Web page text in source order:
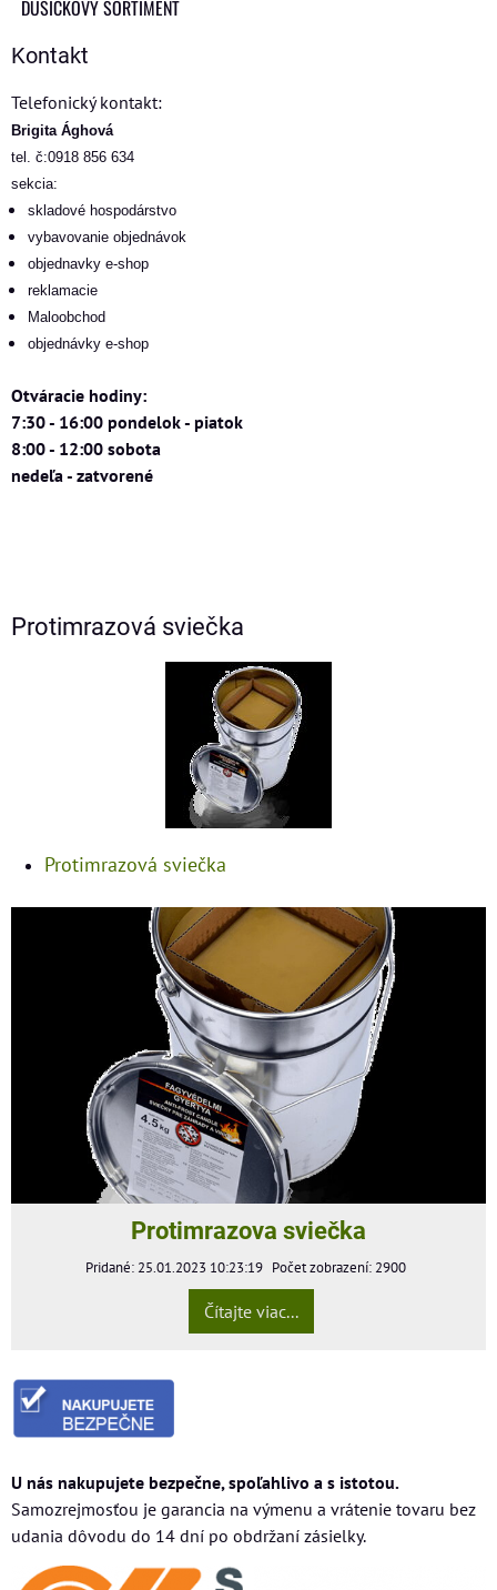
DUŠIČKOVÝ SORTIMENT
Kontakt
Telefonický kontakt:
Brigita Ághová
tel. č:0918 856 634
sekcia:
skladové hospodárstvo
vybavovanie objednávok
objednavky e-shop
reklamacie
Maloobchod
objednávky e-shop
Otváracie hodiny:
7:30 - 16:00 pondelok - piatok
8:00 - 12:00 sobota
nedeľa - zatvorené
Protimrazová sviečka
Protimrazová sviečka
Protimrazova sviečka
Pridané: 25.01.2023 10:23:19 Počet zobrazení: 2900
Čítajte viac...
U nás nakupujete bezpečne, spoľahlivo a s istotou.
Samozrejmosťou je garancia na výmenu a vrátenie tovaru bez
udania dôvodu do 14 dní po obdržaní zásielky.